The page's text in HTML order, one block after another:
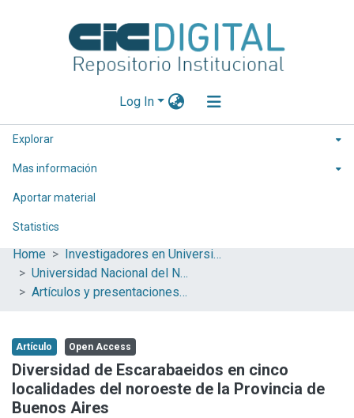
Log In
Explorar
Mas información
Aportar material
Statistics
Home
Investigadores en Universidades Nacionales de la provincia de Buenos Aires
Universidad Nacional del Noroeste de la Provincia de Buenos Aires (UNNOBA)
Artículos y presentaciones en Congresos
Artículo Open Access
Diversidad de Escarabaeidos en cinco
localidades del noroeste de la Provincia de
Buenos Aires